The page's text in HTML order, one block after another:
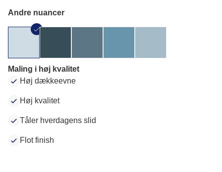
Andre nuancer
Maling i høj kvalitet
Høj dækkeevne
Høj kvalitet
Tåler hverdagens slid
Flot finish